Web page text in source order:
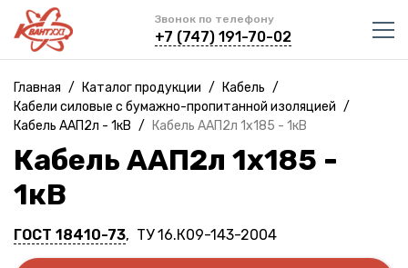
Звонок по телефону
+7 (747) 191-70-02
Главная / Каталог продукции / Кабель /
Кабели силовые с бумажно-пропитанной изоляцией /
Кабель ААП2л - 1кВ / Кабель ААП2л 1х185 - 1кВ
Кабель ААП2л 1х185 -
1кВ
ГОСТ 18410-73, ТУ 16.К09-143-2004